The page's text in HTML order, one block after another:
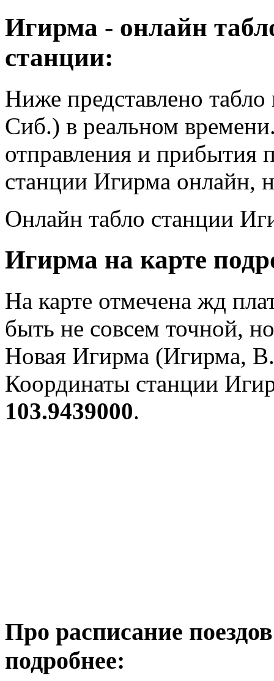
Игирма - онлайн
станции:
Ниже представлено
Сиб.) в реальном
отправления и прибытия
станции Игирма онлайн,
Онлайн табло станции
Игирма на карте
На карте отмечена жд
быть не совсем точной,
Новая Игирма (Игирма,
Координаты станции
103.9439000.
Про расписание
подробнее: